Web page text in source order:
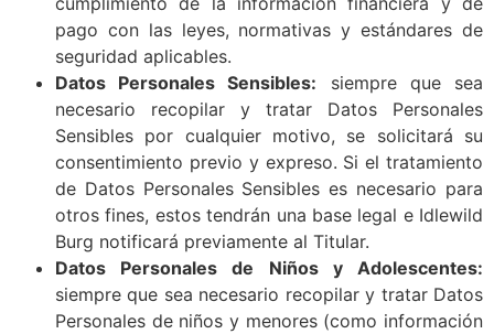
pago con las leyes, normativas y estándares de
seguridad aplicables.
Datos Personales Sensibles: siempre que sea
necesario recopilar y tratar Datos Personales
Sensibles por cualquier motivo, se solicitará su
consentimiento previo y expreso. Si el tratamiento
de Datos Personales Sensibles es necesario para
otros fines, estos tendrán una base legal e Idlewild
Burg notificará previamente al Titular.
Datos Personales de Niños y Adolescentes:
siempre que sea necesario recopilar y tratar Datos
Personales de niños y menores (como información